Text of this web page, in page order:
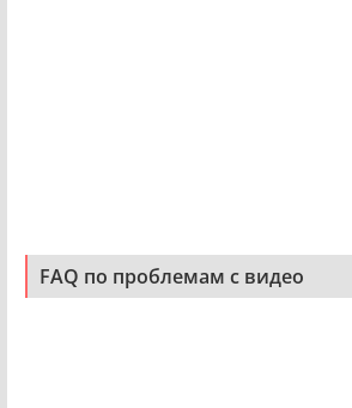
FAQ по проблемам с видео